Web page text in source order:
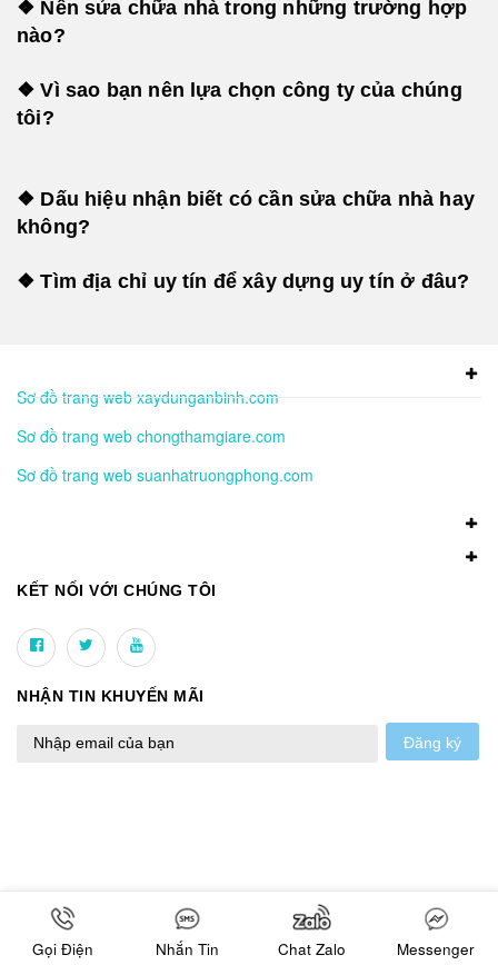
❖ Nên sửa chữa nhà trong những trường hợp
nào?
❖ Vì sao bạn nên lựa chọn công ty của chúng
tôi?
❖ Dấu hiệu nhận biết có cần sửa chữa nhà hay
không?
❖ Tìm địa chỉ uy tín để xây dựng uy tín ở đâu?
Sơ đồ trang web xaydunganbinh.com
Sơ đồ trang web chongthamgiare.com
Sơ đồ trang web suanhatruongphong.com
KẾT NỐI VỚI CHÚNG TÔI
NHẬN TIN KHUYẾN MÃI
Đăng ký
Gọi Điện Nhắn Tin Chat Zalo Messenger